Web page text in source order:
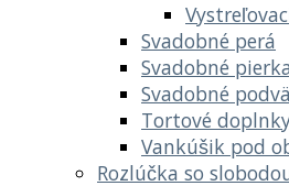
Svadobné perá
Svadobné
Svadobné
Tortové
Vankúšik pod
Rozlúčka so